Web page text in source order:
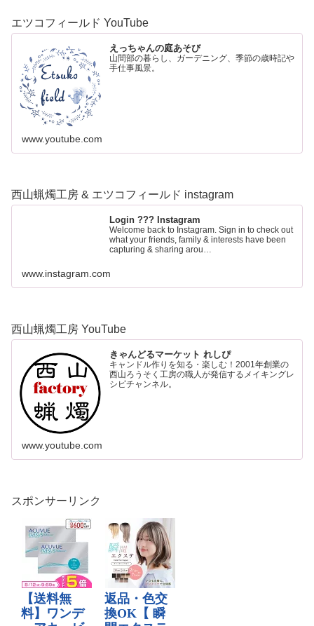
エツコフィールド YouTube
えっちゃんの庭あそび
山間部の暮らし、ガーデニング、季節の歳時記や
手仕事風景。
www.youtube.com
西山蝋燭工房 & エツコフィールド instagram
Login ??? Instagram
Welcome back to Instagram. Sign in to check out
what your friends, family & interests have been
capturing & sharing arou…
www.instagram.com
西山蝋燭工房 YouTube
きゃんどるマーケット れしぴ
キャンドル作りを知る・楽しむ！2001年創業の
西山ろうそく工房の職人が発信するメイキングレ
シピチャンネル。
www.youtube.com
スポンサーリンク